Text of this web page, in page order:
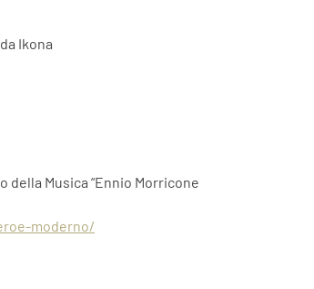
Ikona
della Musica “Ennio Morricone
moderno/